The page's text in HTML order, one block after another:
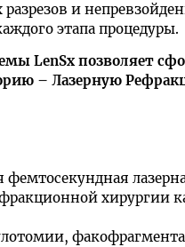
и
этапа процедуры.
LenSx позволяет
– Лазерную
хирургии